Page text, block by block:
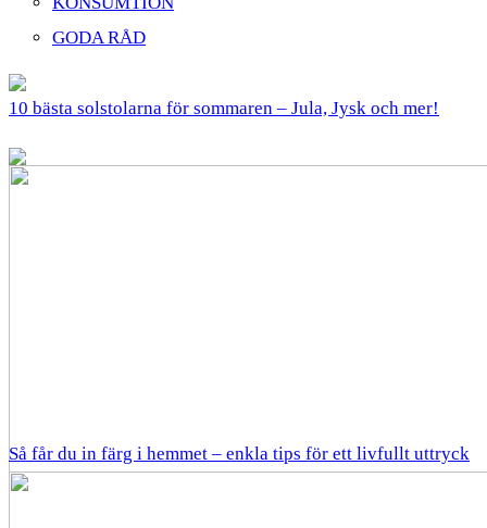
GODA RÅD
10 bästa solstolarna för sommaren – Jula, Jysk och mer!
Så får du in färg i hemmet – enkla tips för ett livfullt uttryck